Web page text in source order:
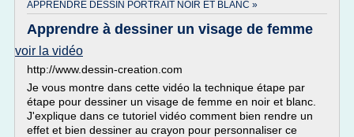
APPRENDRE DESSIN PORTRAIT NOIR ET BLANC »
Apprendre à dessiner un visage de femme
voir la vidéo
http://www.dessin-creation.com
Je vous montre dans cette vidéo la technique étape par
étape pour dessiner un visage de femme en noir et blanc.
J'explique dans ce tutoriel vidéo comment bien rendre un
effet et bien dessiner au crayon pour personnaliser ce